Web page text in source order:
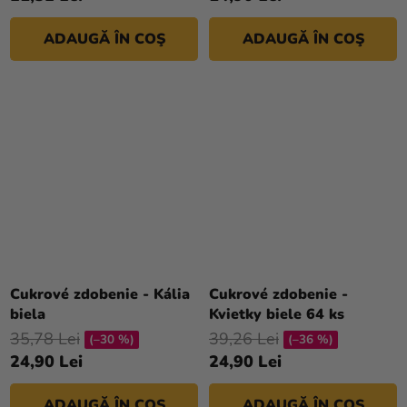
ADAUGĂ ÎN COŞ ADAUGĂ ÎN COŞ
Cukrové zdobenie - Kália
biela
24,90 Lei
35,78 Lei (–30 %)
Cukrové zdobenie -
Kvietky biele 64 ks
24,90 Lei
39,26 Lei (–36 %)